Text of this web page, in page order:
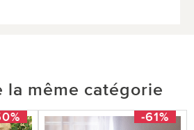
la même catégorie
-61%